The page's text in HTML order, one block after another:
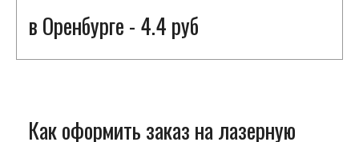
в Оренбурге - 4.4 руб
Как оформить заказ на лазерную